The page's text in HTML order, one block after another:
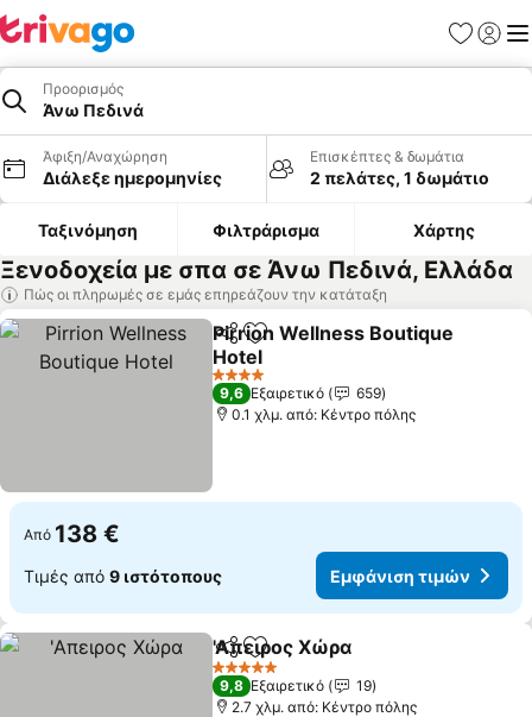
Προορισμός
Άνω Πεδινά
Άφιξη/Αναχώρηση
Διάλεξε ημερομηνίες
Επισκέπτες & δωμάτια
2 πελάτες, 1 δωμάτιο
Ταξινόμηση Φιλτράρισμα Χάρτης
Ξενοδοχεία με σπα σε Άνω Πεδινά, Ελλάδα
Πώς οι πληρωμές σε εμάς επηρεάζουν την κατάταξη
Κοινοποίηση
Προσθήκη στα αγαπημένα
Pirrion Wellness Boutique
Hotel
Εμφάνιση τιμών
4 Αστέρια
9,6 Εξαιρετικό
659
0.1 χλμ. από: Κέντρο πόλης
Από 138 €
Τιμές από 9 ιστότοπους Εμφάνιση τιμών
Κοινοποίηση
Προσθήκη στα αγαπημένα
'Απειρος Χώρα
5 Αστέρια
9,8 Εξαιρετικό
19
2.7 χλμ. από: Κέντρο πόλης